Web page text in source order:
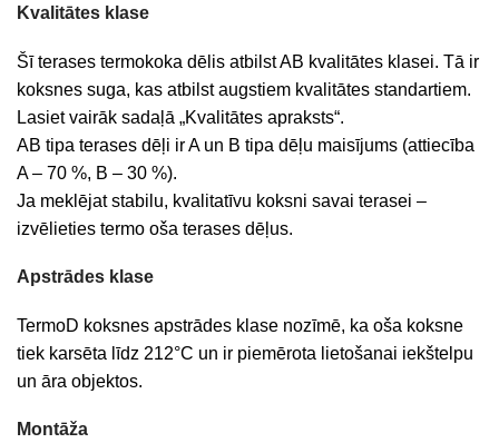
Kvalitātes klase
Šī terases termokoka dēlis atbilst AB kvalitātes klasei. Tā ir
koksnes suga, kas atbilst augstiem kvalitātes standartiem.
Lasiet vairāk sadaļā „Kvalitātes apraksts“.
AB tipa terases dēļi ir A un B tipa dēļu maisījums (attiecība
A – 70 %, B – 30 %).
Ja meklējat stabilu, kvalitatīvu koksni savai terasei –
izvēlieties termo oša terases dēļus.
Apstrādes klase
TermoD koksnes apstrādes klase nozīmē, ka oša koksne
tiek karsēta līdz 212°C un ir piemērota lietošanai iekštelpu
un āra objektos.
Montāža